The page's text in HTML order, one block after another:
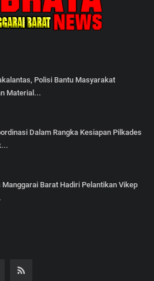
Polisi Bantu Masyarakat
Material...
Dalam Rangka Kesiapan Pilkades
Manggarai Barat Hadiri Pelantikan Vikep